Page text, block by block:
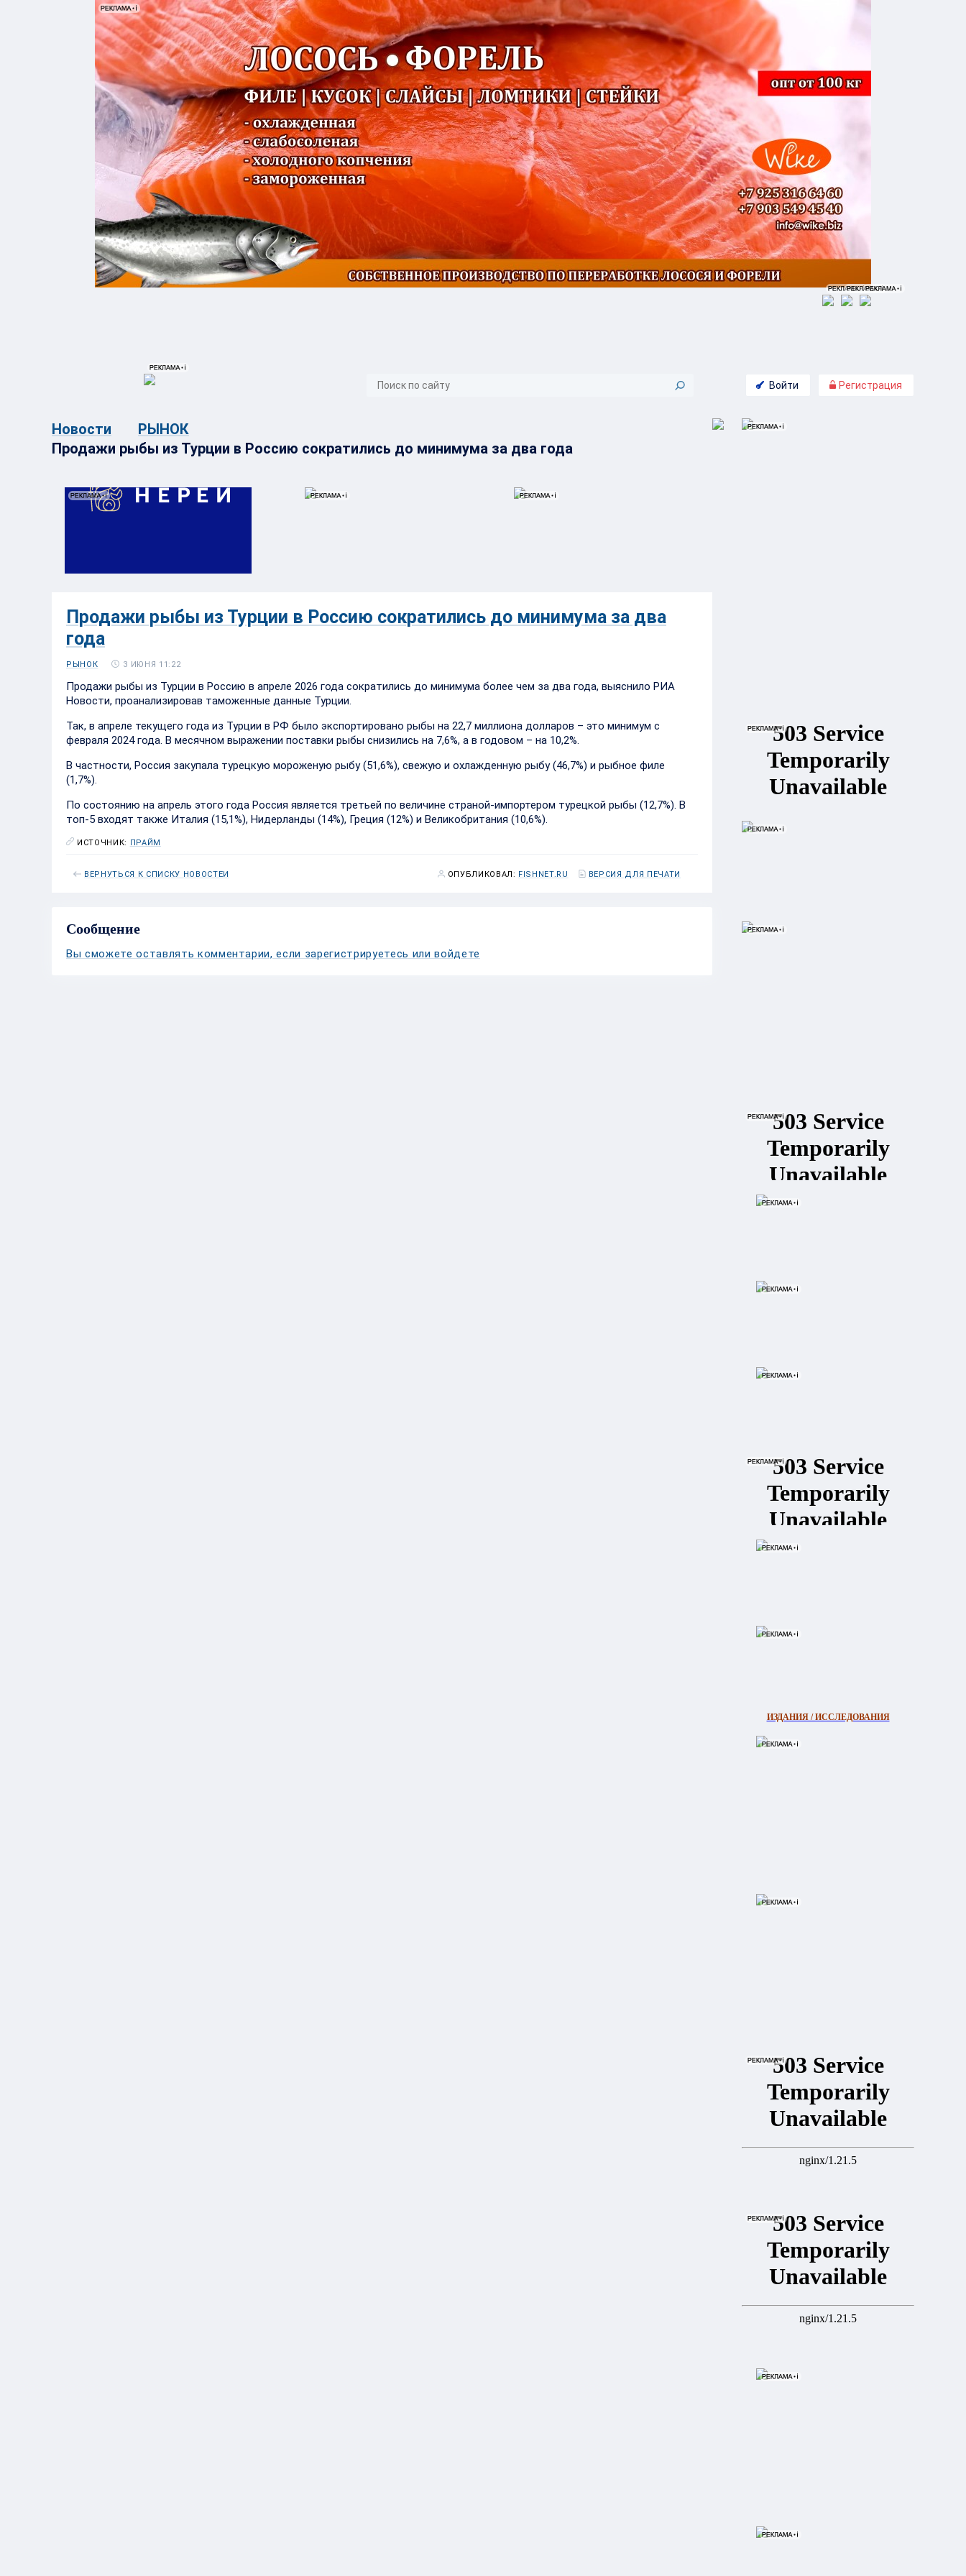
Войти Регистрация
Новости
РЫНОК
Продажи рыбы из Турции в Россию сократились до минимума за два года
Продажи рыбы из Турции в Россию сократились до минимума за два
года
РЫНОК 3 ИЮНЯ 11:22
Продажи рыбы из Турции в Россию в апреле 2026 года сократились до минимума более чем за два года, выяснило РИА
Новости, проанализировав таможенные данные Турции.
Так, в апреле текущего года из Турции в РФ было экспортировано рыбы на 22,7 миллиона долларов – это минимум с
февраля 2024 года. В месячном выражении поставки рыбы снизились на 7,6%, а в годовом – на 10,2%.
В частности, Россия закупала турецкую мороженую рыбу (51,6%), свежую и охлажденную рыбу (46,7%) и рыбное филе
(1,7%).
По состоянию на апрель этого года Россия является третьей по величине страной-импортером турецкой рыбы (12,7%). В
топ-5 входят также Италия (15,1%), Нидерланды (14%), Греция (12%) и Великобритания (10,6%).
ИСТОЧНИК: ПРАЙМ
ВЕРНУТЬСЯ К СПИСКУ НОВОСТЕЙ ОПУБЛИКОВАЛ: FISHNET.RU ВЕРСИЯ ДЛЯ ПЕЧАТИ
Сообщение
Вы сможете оставлять комментарии, если зарегистрируетесь или войдете
ИЗДАНИЯ / ИССЛЕДОВАНИЯ